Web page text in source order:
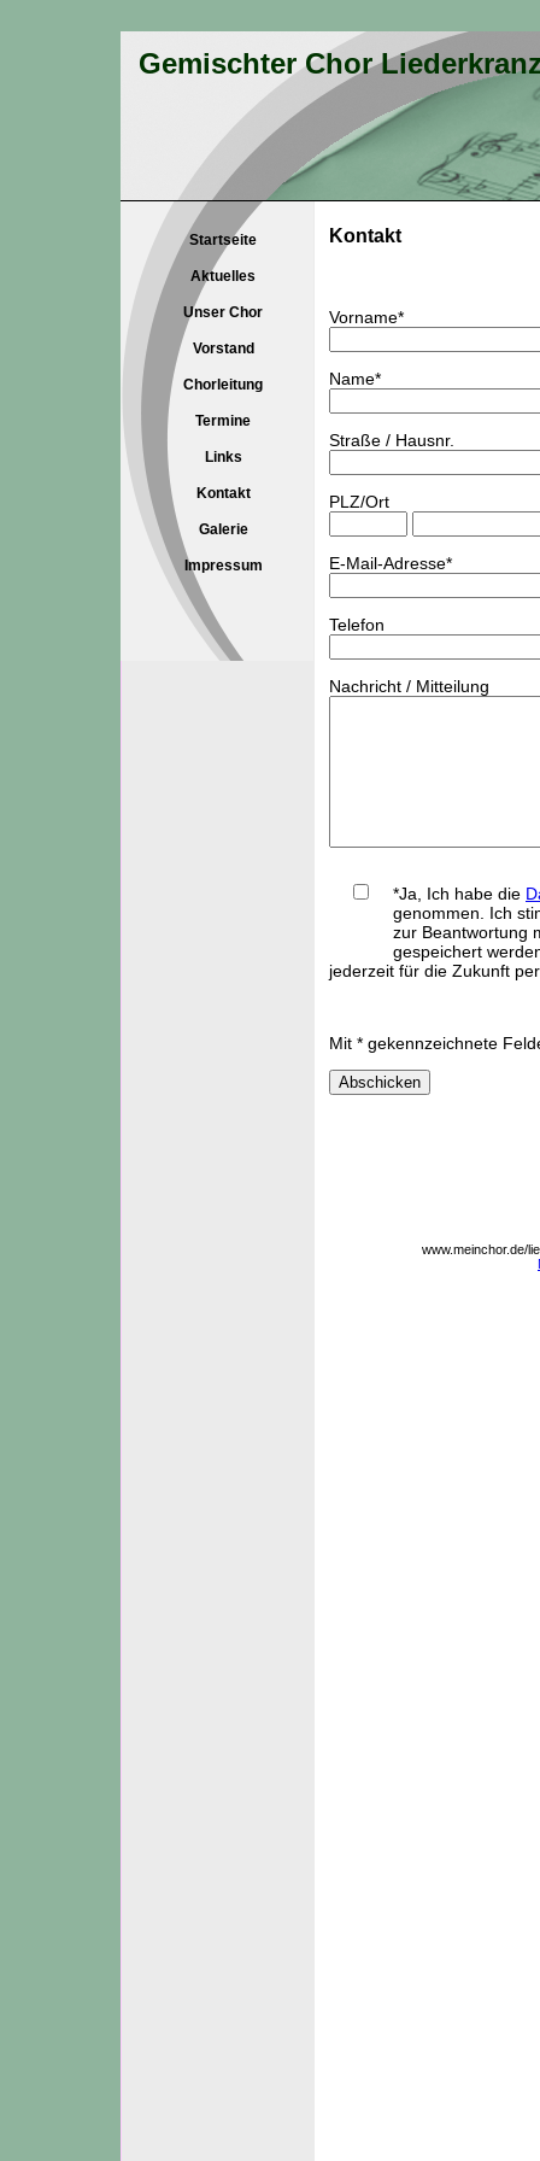
Gemischter Chor
Startseite
Aktuelles
Unser Chor
Vorstand
Chorleitung
Termine
Links
Kontakt
Galerie
Impressum
Kontakt
Vorname*
Name*
Straße / Hausnr.
PLZ/Ort
E-Mail-Adresse*
Telefon
Nachricht / Mitteilung
*Ja, Ich habe die
genommen. Ich
zur Beantwortung
gespeichert
jederzeit für die Zukunft
Mit * gekennzeichnete